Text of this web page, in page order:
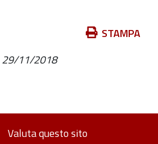
STAMPA
29/11/2018
Valuta questo sito